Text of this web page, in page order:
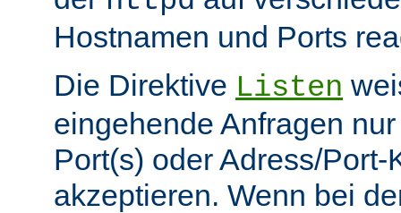
Hostnamen und Ports
Die Direktive Listen
eingehende Anfragen
Port(s) oder Adress/
akzeptieren. Wenn bei